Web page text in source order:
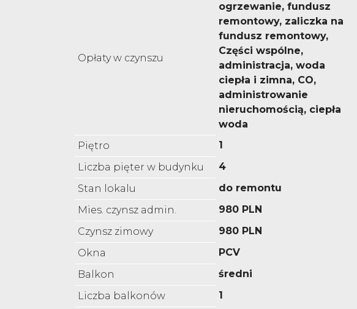
Opłaty w czynszu
ogrzewanie, fundusz
remontowy, zaliczka na
fundusz remontowy,
Części wspólne,
administracja, woda
ciepła i zimna, CO,
administrowanie
nieruchomością, ciepła
woda
Piętro
1
Liczba pięter w budynku
4
Stan lokalu
do remontu
Mies. czynsz admin.
980 PLN
Czynsz zimowy
980 PLN
Okna
PCV
Balkon
średni
Liczba balkonów
1